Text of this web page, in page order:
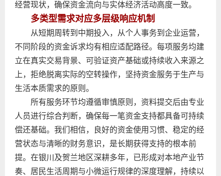
经营现状，确保资金流向与实体经济活动高度一致。
多类型需求对应多层级响应机制
从短期周转到中期投入，从个人事务到企业运营，
不同阶段的资金诉求均有相应适配路径。每项服务均建
立在真实交易背景、可验证资产基础或持续收入来源之
上，拒绝脱离实际的空转操作，坚持资金服务于生产与
生活本质需求的原则。
所有服务环节均遵循审慎原则，资料提交后由专业
人员进行综合判断，确保每一笔资金支持都具备可持续
偿还基础。我们相信，良好的资金使用习惯、稳定的经
营状态与清晰的财务意识，是长期获得支持的根本前
提。在银川及贺兰地区深耕多年，已形成对本地产业节
奏、居民生活周期与小微运行规律的深度理解，持续以